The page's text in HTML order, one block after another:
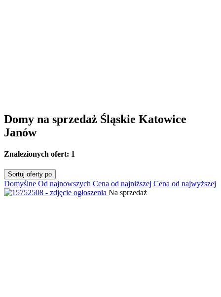
Domy na sprzedaż Śląskie Katowice
Janów
Znalezionych ofert: 1
Sortuj oferty po
Domyślne Od najnowszych Cena od najniższej Cena od najwyższej
Na sprzedaż